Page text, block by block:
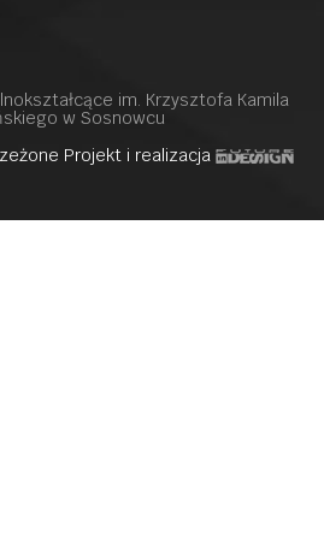
im. Krzysztofa Kamila
w Sosnowcu
Projekt i realizacja